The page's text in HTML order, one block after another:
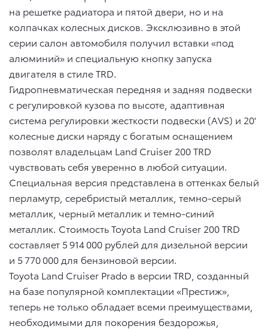
на решетке радиатора и пятой двери, но и на
колпачках колесных дисков. Эксклюзивно в этой
серии салон автомобиля получил вставки «под
алюминий» и специальную кнопку запуска
двигателя в стиле TRD.
Гидропневматическая передняя и задняя подвески
с регулировкой кузова по высоте, адаптивная
система регулировки жесткости подвески (AVS) и 20'
колесные диски наряду с богатым оснащением
позволят владельцам Land Cruiser 200 TRD
чувствовать себя уверенно в любой ситуации.
Специальная версия представлена в оттенках белый
перламутр, серебристый металлик, темно-серый
металлик, черный металлик и темно-синий
металлик. Стоимость Toyota Land Cruiser 200 TRD
составляет 5 914 000 рублей для дизельной версии
и 5 770 000 для бензиновой версии.
Toyota Land Cruiser Prado в версии TRD, созданный
на базе популярной комплектации «Престиж»,
теперь не только обладает всеми преимуществами,
необходимыми для покорения бездорожья,